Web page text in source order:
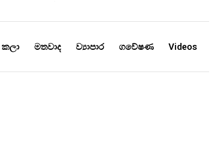
කලා මතවාද ව්‍යාපාර ගවේෂණ Videos